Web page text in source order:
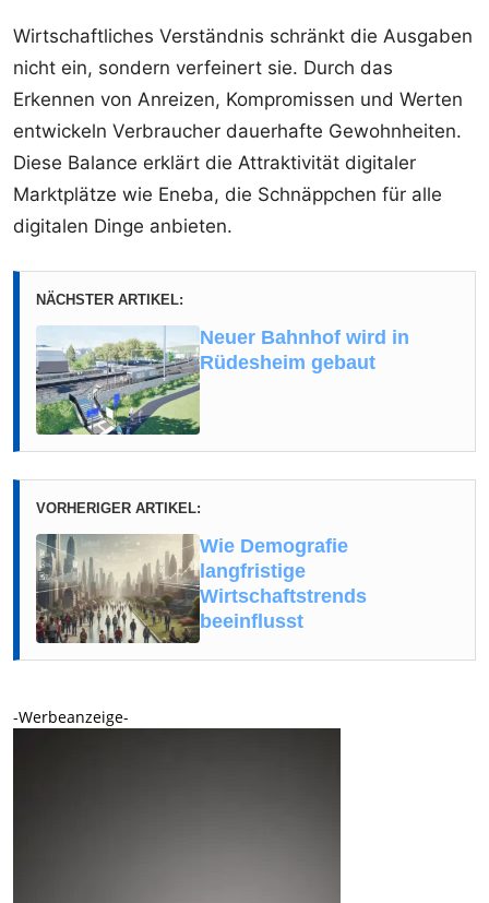
Wirtschaftliches Verständnis schränkt die Ausgaben
nicht ein, sondern verfeinert sie. Durch das
Erkennen von Anreizen, Kompromissen und Werten
entwickeln Verbraucher dauerhafte Gewohnheiten.
Diese Balance erklärt die Attraktivität digitaler
Marktplätze wie Eneba, die Schnäppchen für alle
digitalen Dinge anbieten.
NÄCHSTER ARTIKEL:
Neuer Bahnhof wird in
Rüdesheim gebaut
VORHERIGER ARTIKEL:
Wie Demografie
langfristige
Wirtschaftstrends
beeinflusst
-Werbeanzeige-